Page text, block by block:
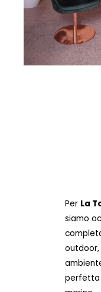
Per La
siamo
outdoor,
perfetta